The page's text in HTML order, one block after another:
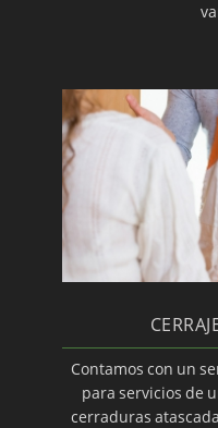
Sistemas de
Montaje de
Contamos con un
para servicios de
cerraduras